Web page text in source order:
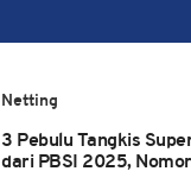
Netting
3 Pebulu Tangkis
dari PBSI 2025,